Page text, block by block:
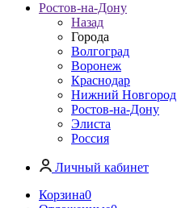
Ростов-на-Дону
Назад
Города
Волгоград
Воронеж
Краснодар
Нижний Новгород
Ростов-на-Дону
Элиста
Россия
Личный кабинет
Корзина0